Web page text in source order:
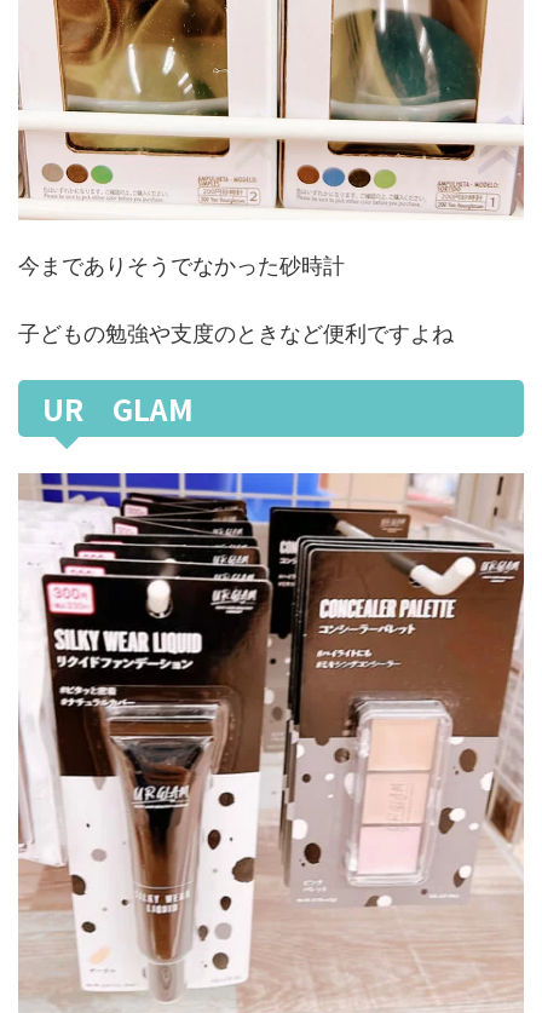
今までありそうでなかった砂時計
子どもの勉強や支度のときなど便利ですよね
UR GLAM